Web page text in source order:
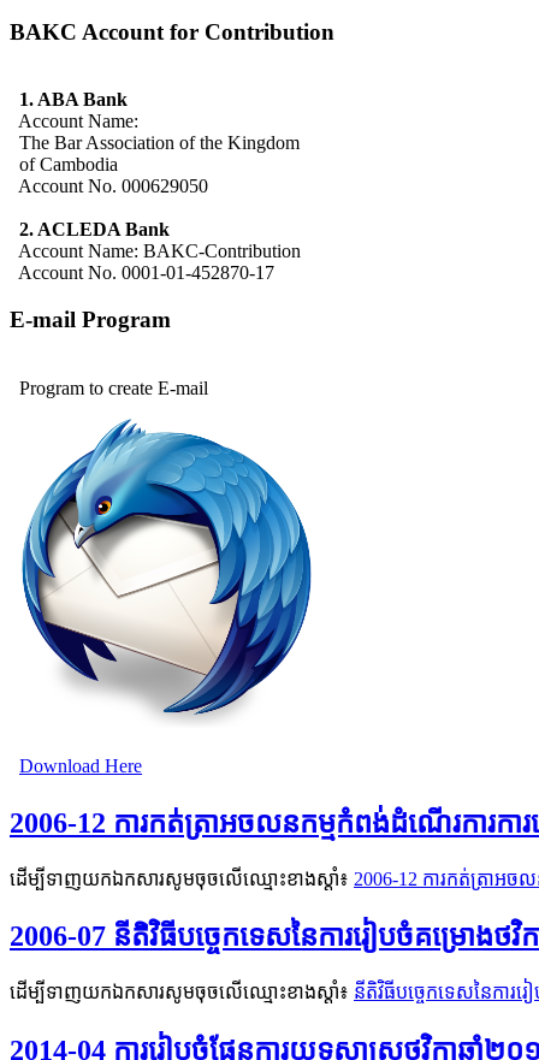
BAKC Account for Contribution
1. ABA Bank
Account Name:
The Bar Association of the Kingdom
of Cambodia
Account No. 000629050
2. ACLEDA Bank
Account Name: BAKC-Contribution
Account No. 0001-01-452870-17
E-mail Program
Program to create E-mail
Download Here
2006-12​ ការកត់ត្រាអចលនកម្មកំពង់ដំណើរការកា
ដើម្បីទាញយកឯកសារសូមចុចលើឈ្មោះខាងស្តាំ៖ 2006-12​ ការកត់ត្រាអច
2006-07 នីតិវិធីបច្ចេកទេសនៃការរៀបចំគម្រោងថ
ដើម្បីទាញយកឯកសារសូមចុចលើឈ្មោះខាងស្តាំ៖ នីតិវិធីបច្ចេកទេសនៃការ
2014-04 ការរៀបចំផែនការយុទ្ធសាស្រ្តថវិកាឆ្ន